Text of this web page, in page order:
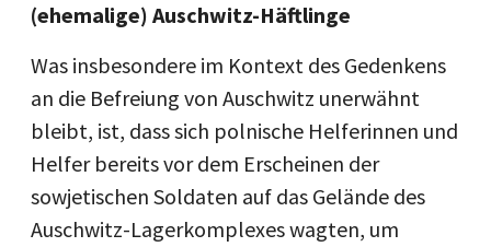
(ehemalige) Auschwitz-Häftlinge
Was insbesondere im Kontext des Gedenkens
an die Befreiung von Auschwitz unerwähnt
bleibt, ist, dass sich polnische Helferinnen und
Helfer bereits vor dem Erscheinen der
sowjetischen Soldaten auf das Gelände des
Auschwitz-Lagerkomplexes wagten, um